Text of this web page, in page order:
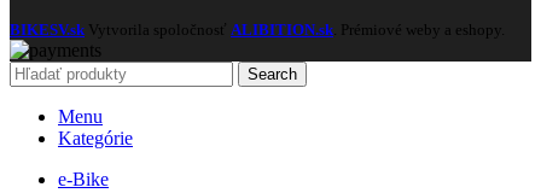
BIKESV.sk Vytvorila spoločnosť ALIBITION.sk. Prémiové weby a eshopy.
Search
Menu
Kategórie
e-Bike